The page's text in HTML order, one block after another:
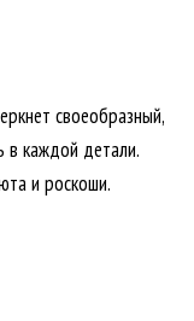
своеобразный,
в каждой детали.
и роскоши.